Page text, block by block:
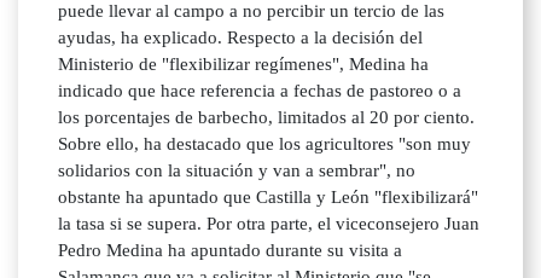
puede llevar al campo a no percibir un tercio de las
ayudas, ha explicado. Respecto a la decisión del
Ministerio de "flexibilizar regímenes", Medina ha
indicado que hace referencia a fechas de pastoreo o a
los porcentajes de barbecho, limitados al 20 por ciento.
Sobre ello, ha destacado que los agricultores "son muy
solidarios con la situación y van a sembrar", no
obstante ha apuntado que Castilla y León "flexibilizará"
la tasa si se supera. Por otra parte, el viceconsejero Juan
Pedro Medina ha apuntado durante su visita a